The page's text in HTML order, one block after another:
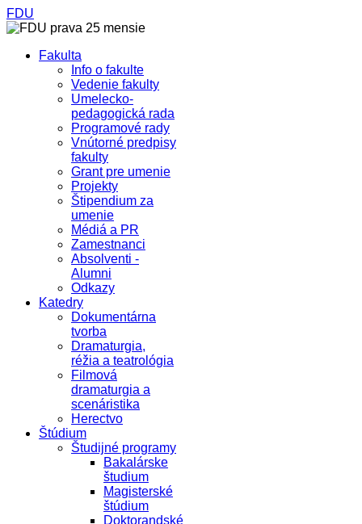
FDU
Fakulta
Info o fakulte
Vedenie fakulty
Umelecko-
pedagogická rada
Programové rady
Vnútorné predpisy
fakulty
Grant pre umenie
Projekty
Štipendium za
umenie
Médiá a PR
Zamestnanci
Absolventi -
Alumni
Odkazy
Katedry
Dokumentárna
tvorba
Dramaturgia,
réžia a teatrológia
Filmová
dramaturgia a
scenáristika
Herectvo
Štúdium
Študijné programy
Bakalárske
študium
Magisterské
štúdium
Doktorandské